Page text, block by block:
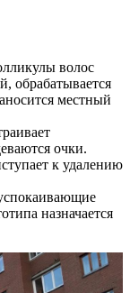
волос
обрабатывается
местный
очки.
к удалению
назначается